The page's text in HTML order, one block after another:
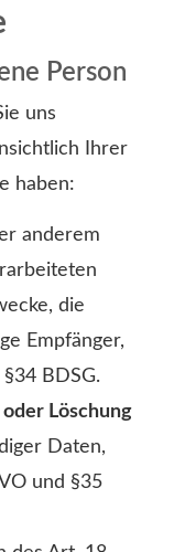
Person
uns
Ihrer
haben:
anderem
die
Empfänger,
BDSG.
Löschung
Daten,
und §35